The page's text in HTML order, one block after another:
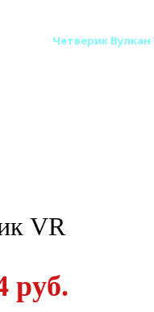
Четверик Вулкан
VR
руб.